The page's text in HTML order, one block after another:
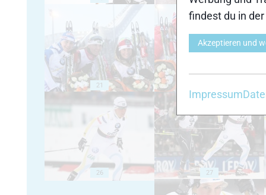
21
26 27
findest du in der
Akzeptieren und
Impressum